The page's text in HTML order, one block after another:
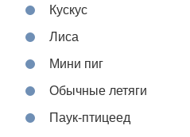
Кускус
Лиса
Мини пиг
Обычные летяги
Паук-птицеед